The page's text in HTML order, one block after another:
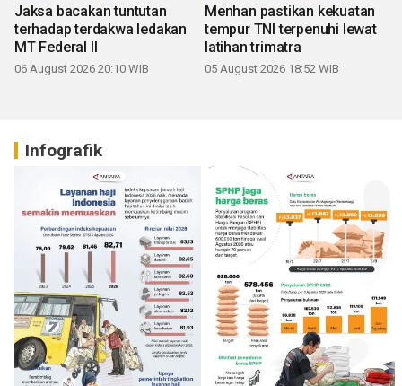
Jaksa bacakan tuntutan
terhadap terdakwa ledakan
MT Federal II
06 August 2026 20:10 WIB
Menhan pastikan kekuatan
tempur TNI terpenuhi lewat
latihan trimatra
05 August 2026 18:52 WIB
Infografik